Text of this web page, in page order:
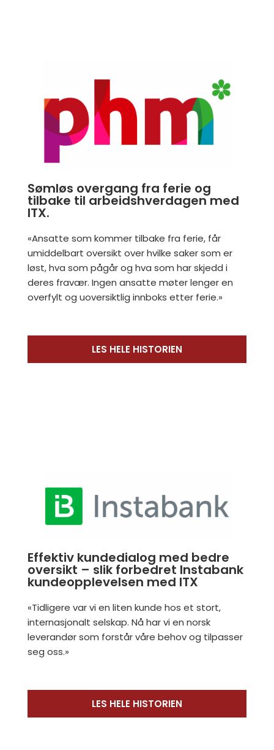
Sømløs overgang fra ferie og
tilbake til arbeidshverdagen med
ITX.
«Ansatte som kommer tilbake fra ferie, får
umiddelbart oversikt over hvilke saker som er
løst, hva som pågår og hva som har skjedd i
deres fravær. Ingen ansatte møter lenger en
overfylt og uoversiktlig innboks etter ferie.»
LES HELE HISTORIEN
Effektiv kundedialog med bedre
oversikt – slik forbedret Instabank
kundeopplevelsen med ITX
«Tidligere var vi en liten kunde hos et stort,
internasjonalt selskap. Nå har vi en norsk
leverandør som forstår våre behov og tilpasser
seg oss.»
LES HELE HISTORIEN